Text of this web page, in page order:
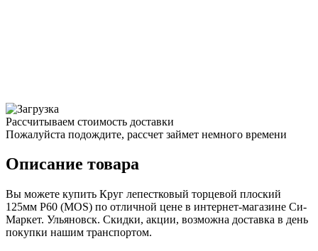
Рассчитываем стоимость доставки
Пожалуйста подождите, рассчет займет немного времени
Описание товара
Вы можете купить Круг лепестковый торцевой плоский
125мм Р60 (MOS) по отличной цене в интернет-магазине Си-
Маркет. Ульяновск. Скидки, акции, возможна доставка в день
покупки нашим транспортом.